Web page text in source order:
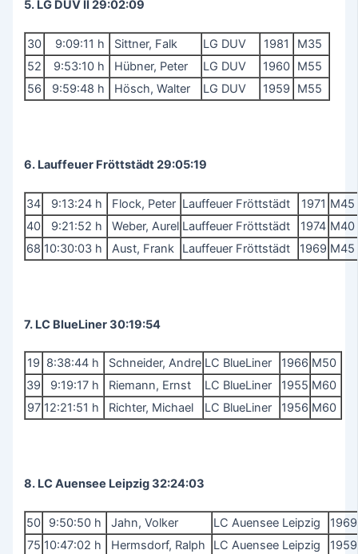
5. LG DUV II 29:02:09
30 9:09:11 h Sittner, Falk LG DUV 1981
M35
52
9:53:10 h Hübner, Peter LG DUV 1960 M55
56
9:59:48 h Hösch, Walter LG DUV 1959 M55
6. Lauffeuer Fröttstädt 29:05:19
34 9:13:24 h Flock, Peter Lauffeuer Fröttstädt 1971 M45
40
9:21:52 h Weber, Aurel Lauffeuer Fröttstädt 1974 M40
68 10:30:03 h Aust, Frank Lauffeuer Fröttstädt 1969 M45
7. LC BlueLiner 30:19:54
19 8:38:44 h Schneider, Andre LC BlueLiner 1966 M50
39
9:19:17 h Riemann, Ernst LC BlueLiner 1955 M60
97 12:21:51 h Richter, Michael LC BlueLiner 1956 M60
8. LC Auensee Leipzig 32:24:03
50 9:50:50 h Jahn, Volker LC Auensee Leipzig
1969
75 10:47:02 h Hermsdorf, Ralph LC Auensee Leipzig
1959